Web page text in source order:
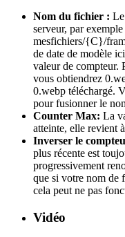
Nom du fichier :
serveur, par
mesfichiers/{C}/
de date de modèle
valeur de compteur.
vous obtiendrez
0.webp téléchargé.
pour fusionner le
Counter Max: La
atteinte, elle revient
Inverser le
plus récente est
progressivement
que si votre nom de
cela peut ne pas
Vidéo